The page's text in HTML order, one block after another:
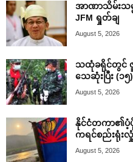
အာဏာသိမ်းသ
JFM ရှုတ်ချ
August 5, 2026
သထုံခရိုင်တွင်
သေဆုံးပြီး (၁
August 5, 2026
နိုင်ငံတကာ၏ပံ့
ကရင်စည်းရုံးလှုံ့
August 5, 2026